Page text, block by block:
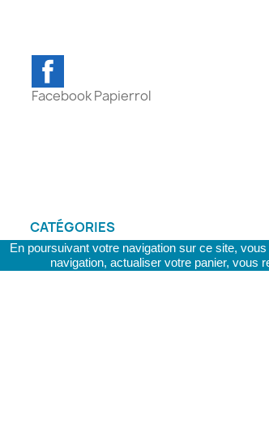
CATÉGORIES
Promotions
En poursuivant votre navigation sur ce site,
navigation, actualiser votre panier, vous